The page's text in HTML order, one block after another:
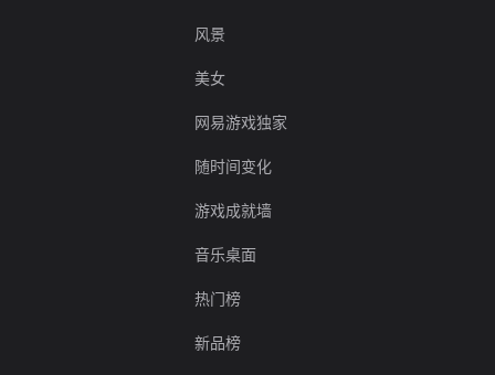
风景
美女
网易游戏独家
随时间变化
游戏成就墙
音乐桌面
热门榜
新品榜